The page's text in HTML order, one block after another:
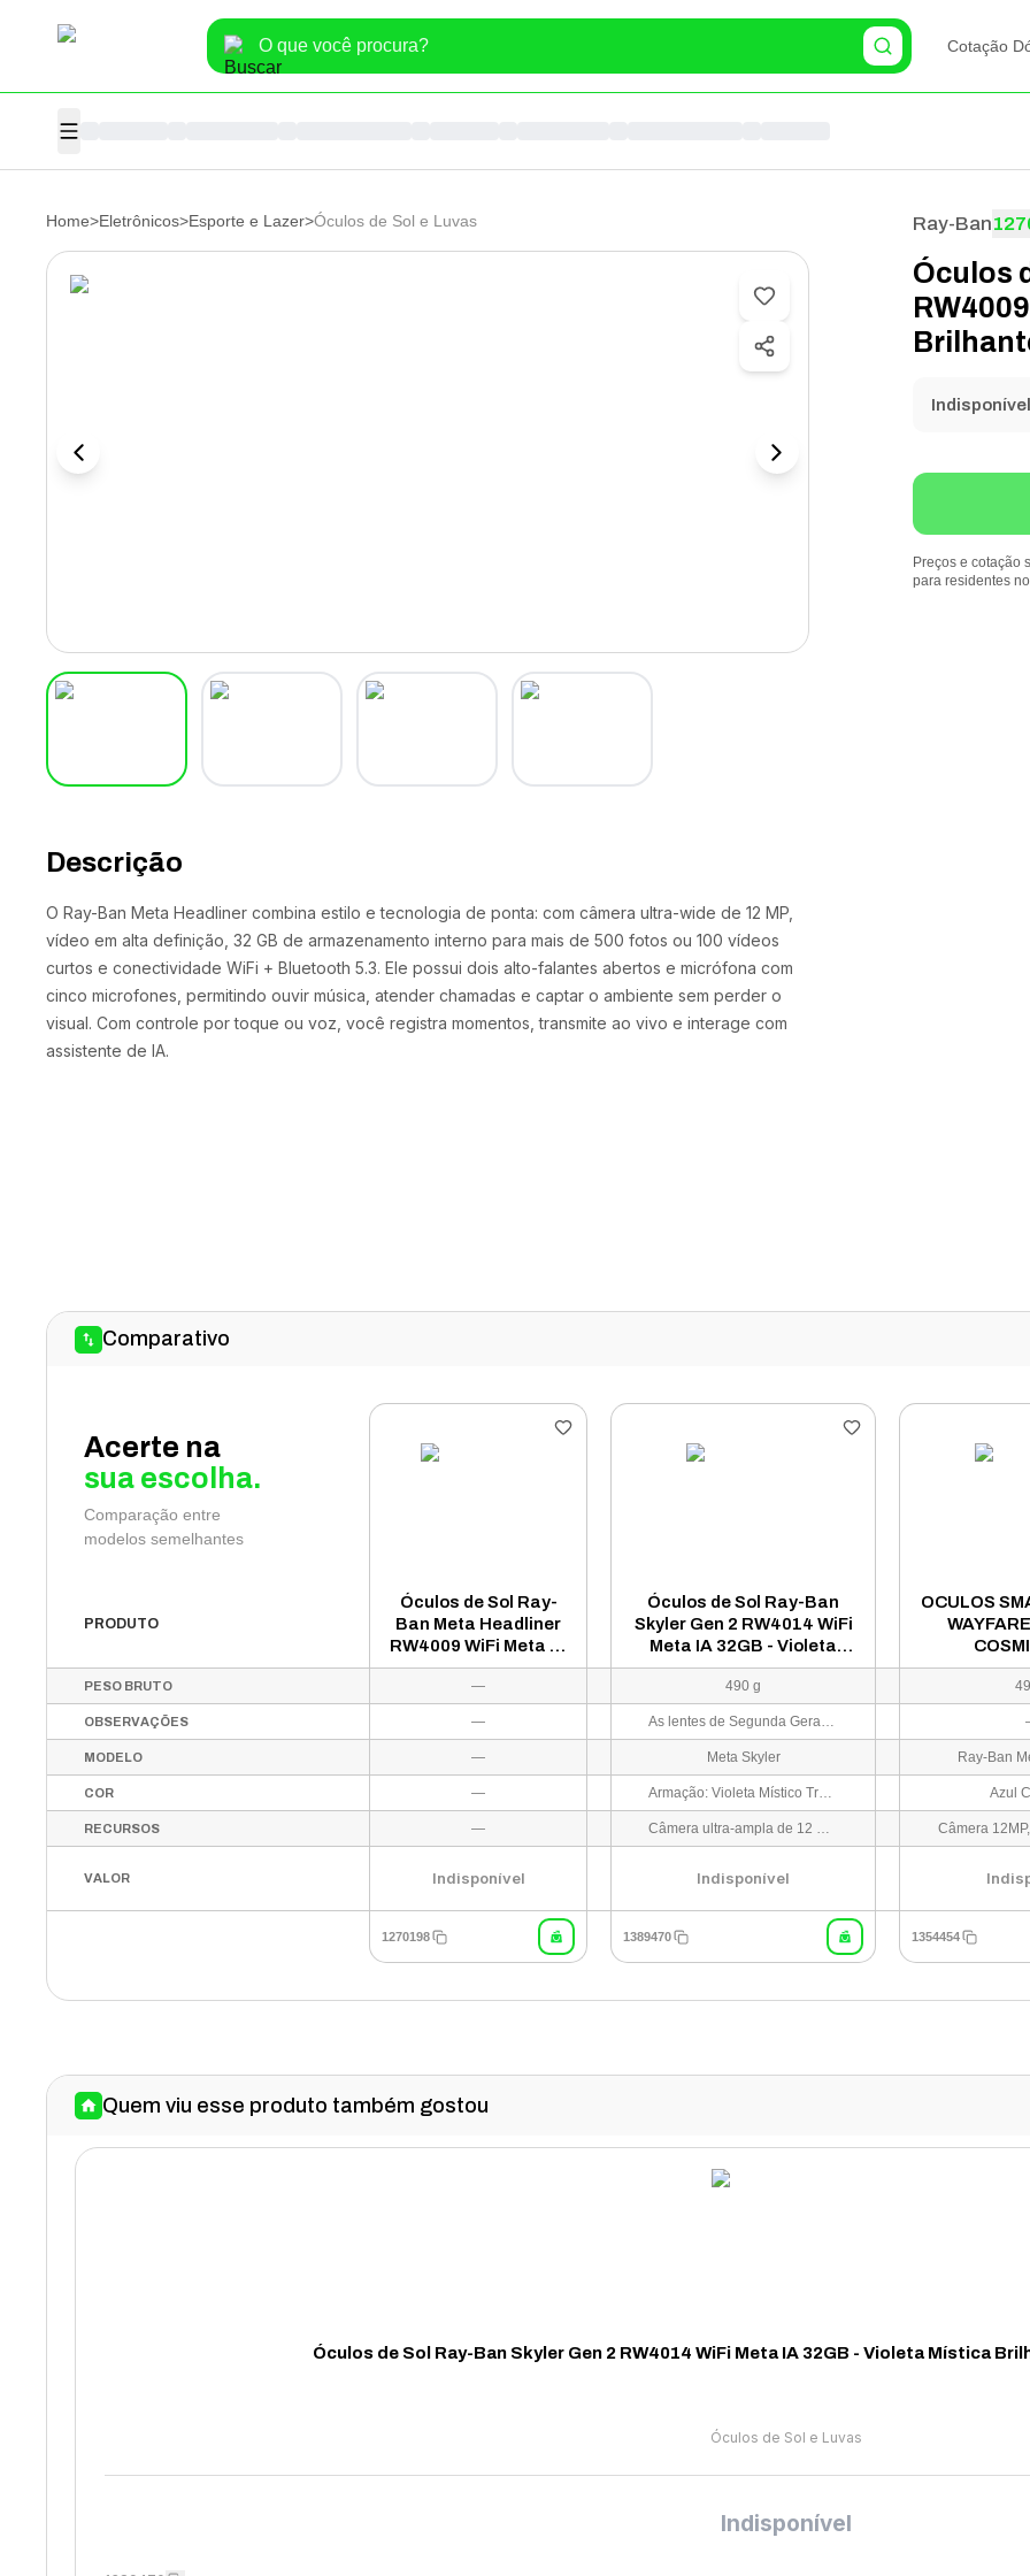
Cotação
Home>Eletrônicos>Esporte e Lazer>Óculos de Sol e Luvas
Descrição
O Ray-Ban Meta Headliner combina estilo e tecnologia de ponta: com câmera ultra-wide de 12 MP,
vídeo em alta definição, 32 GB de armazenamento interno para mais de 500 fotos ou 100 vídeos
curtos e conectividade WiFi + Bluetooth 5.3. Ele possui dois alto-falantes abertos e micrófona com
cinco microfones, permitindo ouvir música, atender chamadas e captar o ambiente sem perder o
visual. Com controle por toque ou voz, você registra momentos, transmite ao vivo e interage com
assistente de IA.
Ray-Ban
Óculos
Indisponível
Preços e cotação
para residentes
Comparativo
Acerte na
sua escolha.
Comparação entre
modelos semelhantes
PRODUTO
Óculos de Sol Ray-
Ban Meta Headliner
RW4009 WiFi Meta IA
32GB - Preto
Brilhante Lente Verde
Óculos de Sol Ray-Ban
Skyler Gen 2 RW4014 WiFi
Meta IA 32GB - Violeta
Mística Brilhante
Transitions Ametista
OCULOS
CLE/SAP/
PESO BRUTO — 490 g
OBSERVAÇÕES — As lentes de Segunda Geração (G2) adaptam-se automaticamente, ficando transparentes em interiores e roxo amatista sob luz solar. Requer conexão Bluetooth, app Meta View e conta ativa Meta para uso dos recursos smart.
MODELO — Meta Skyler Ray-Ban
COR — Armação: Violeta Místico Translúcido Brilhante Azul
RECURSOS — Câmera ultra-ampla de 12 MP para fotos e vídeos de alta qualidade; transmissão ao vivo para Instagram e Facebook; sistema de áudio de ouvido aberto (Open-Ear) com 5 microfones integrados; comandos de voz com Meta AI e touchpad de controle na haste.
VALOR Indisponível Indisponível
1270198 1389470 1354454
Quem viu esse produto também gostou
Óculos de Sol Ray-Ban Skyler Gen 2 RW4014 WiFi Meta IA 32GB - Violeta Mística
Óculos de Sol e Luvas
Indisponível